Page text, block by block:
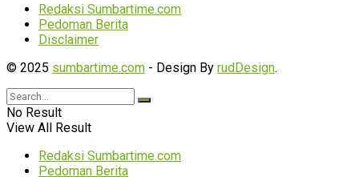
Redaksi Sumbartime.com
Pedoman Berita
Disclaimer
© 2025 sumbartime.com - Design By rudDesign.
No Result
View All Result
Redaksi Sumbartime.com
Pedoman Berita